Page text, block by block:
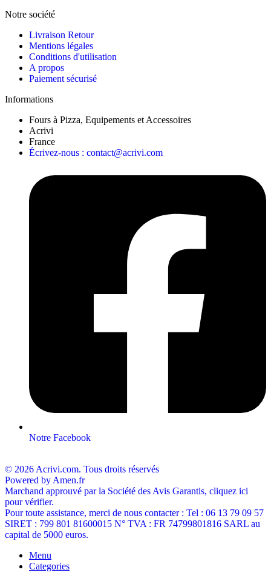
Notre société
Livraison Retour
Mentions légales
Conditions d'utilisation
A propos
Paiement sécurisé
Informations
Fours à Pizza, Equipements et Accessoires
Acrivi
France
Écrivez-nous : contact@acrivi.com
Notre Facebook
© 2026 Acrivi.com. Tous droits réservés
Powered by Amen.fr
Marchand approuvé par la Société des Avis Garantis, cliquez ici
pour vérifier.
Pour toute assistance, merci de nous contacter : Tel : 06 13 79 09 57
SIRET : 799 801 81600015 N° TVA : FR 74799801816 SARL au
capital de 5000 euros.
Menu
Categories